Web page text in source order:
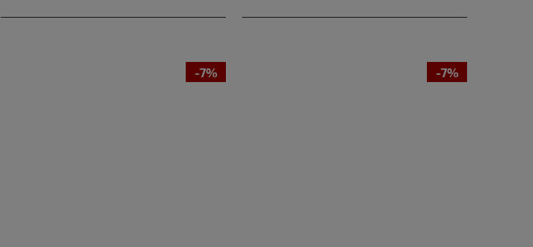
-7% -7%